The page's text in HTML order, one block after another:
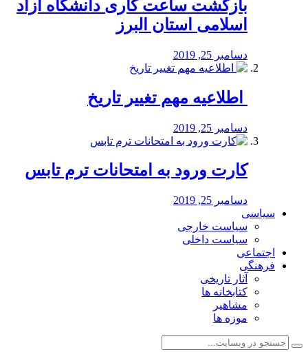
بازگشت ساعت کاری دانشگاه آزاد
اسلامی استان البرز
دسامبر 25, 2019
️ اطلاعیه مهم تغییر تاریخ
دسامبر 25, 2019
کارت ورود به امتحانات ترم تابس
دسامبر 25, 2019
سیاسی
سیاست خارجی
سیاست داخلی
اجتماعی
فرهنگی
آثار تاریخی
کتابخانه ها
مشاهیر
موزه ها